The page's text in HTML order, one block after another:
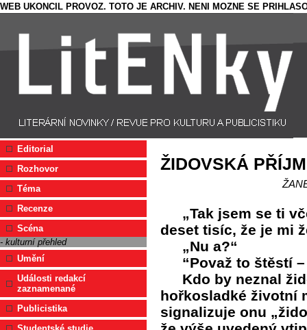
WEB UKONCIL PROVOZ. TOTO JE ARCHIV. NENI MOZNE SE
Editorial
Rozhovor
Téma
Recenze
Scéna
- kulturní přehled
Umění
Události redakcí
zaznamenané
Publicistika
ŽIDOVSKÁ
„Tak jsem se ti
deset tisíc, že je mi
„Nu a?“
“Považ to štěstí
Kdo by neznal
hořkosladké životní
signalizuje onu